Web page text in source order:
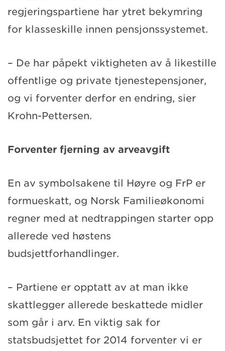
regjeringspartiene har ytret bekymring
for klasseskille innen pensjonssystemet.
– De har påpekt viktigheten av å likestille
offentlige og private tjenestepensjoner,
og vi forventer derfor en endring, sier
Krohn-Pettersen.
Forventer fjerning av arveavgift
En av symbolsakene til Høyre og FrP er
formueskatt, og Norsk Familieøkonomi
regner med at nedtrappingen starter opp
allerede ved høstens
budsjettforhandlinger.
– Partiene er opptatt av at man ikke
skattlegger allerede beskattede midler
som går i arv. En viktig sak for
statsbudsjettet for 2014 forventer vi er